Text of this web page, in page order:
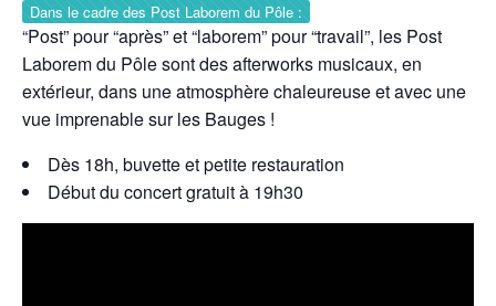
Dans le cadre des Post Laborem du Pôle :
“Post” pour “après” et “laborem” pour “travail”, les Post
Laborem du Pôle sont des afterworks musicaux, en
extérieur, dans une atmosphère chaleureuse et avec une
vue imprenable sur les Bauges !
Dès 18h, buvette et petite restauration
Début du concert gratuit à 19h30